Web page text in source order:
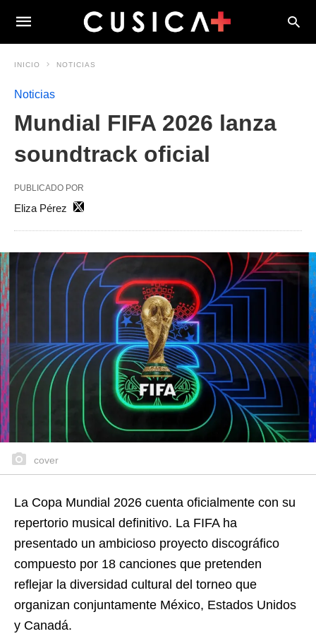
INICIO NOTICIAS
Noticias
Mundial FIFA 2026 lanza
soundtrack oficial
PUBLICADO POR
Eliza Pérez
cover
La Copa Mundial 2026 cuenta oficialmente con su
repertorio musical definitivo. La FIFA ha
presentado un ambicioso proyecto discográfico
compuesto por 18 canciones que pretenden
reflejar la diversidad cultural del torneo que
organizan conjuntamente México, Estados Unidos
y Canadá.